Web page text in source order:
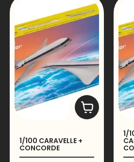
1/100 CARAVELLE +
CONCORDE
1/